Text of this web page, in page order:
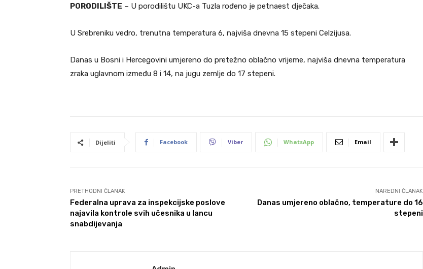
PORODILIŠTE – U porodilištu UKC-a Tuzla rođeno je petnaest dječaka.
U Srebreniku vedro, trenutna temperatura 6, najviša dnevna 15 stepeni Celzijusa.
Danas u Bosni i Hercegovini umjereno do pretežno oblačno vrijeme, najviša dnevna temperatura
zraka uglavnom između 8 i 14, na jugu zemlje do 17 stepeni.
Dijeliti Facebook Viber WhatsApp Email
PRETHODNI ČLANAK
Federalna uprava za inspekcijske poslove
najavila kontrole svih učesnika u lancu
snabdijevanja
NAREDNI ČLANAK
Danas umjereno oblačno, temperature do 16
stepeni